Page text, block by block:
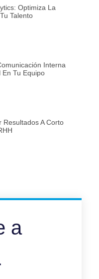
Optimiza La
Talento
Interna
En Tu Equipo
Resultados A Corto
a